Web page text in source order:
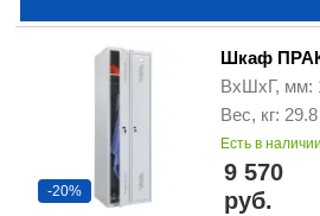
-20%
Шкаф
ВхШхГ, мм:
Вес, кг: 29.8
Есть в наличии
9 570
руб.